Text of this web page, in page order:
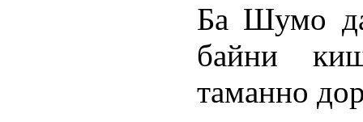
Ба Шумо
байни
таманно